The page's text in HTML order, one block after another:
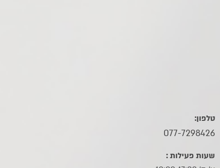
טלפון:
077-7298426
שעות פעילות :